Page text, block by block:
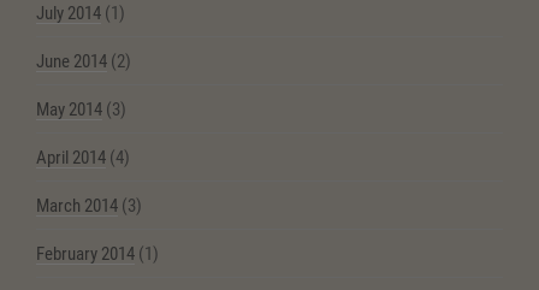
July 2014 (1)
June 2014 (2)
May 2014 (3)
April 2014 (4)
March 2014 (3)
February 2014 (1)